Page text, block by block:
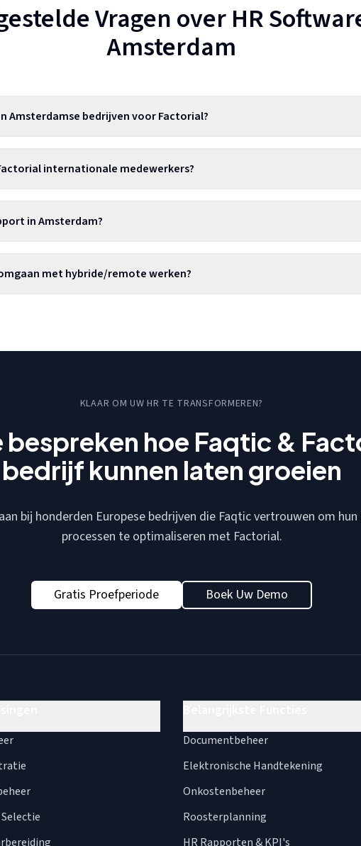
Vragen over HR
Amsterdam
Amsterdamse bedrijven voor Factorial?
internationale medewerkers?
in Amsterdam?
met hybride/remote werken?
KLAAR OM UW HR TE TRANSFORMEREN?
bespreken hoe Faqtic &
bedrijf kunnen laten groeien
bij honderden Europese bedrijven die Faqtic vertrouwen om hun
processen te optimaliseren met Factorial.
Gratis Proefperiode Boek Uw Demo
Documentbeheer
Elektronische Handtekening
Onkostenbeheer
Roosterplanning
HR Rapporten & KPI's